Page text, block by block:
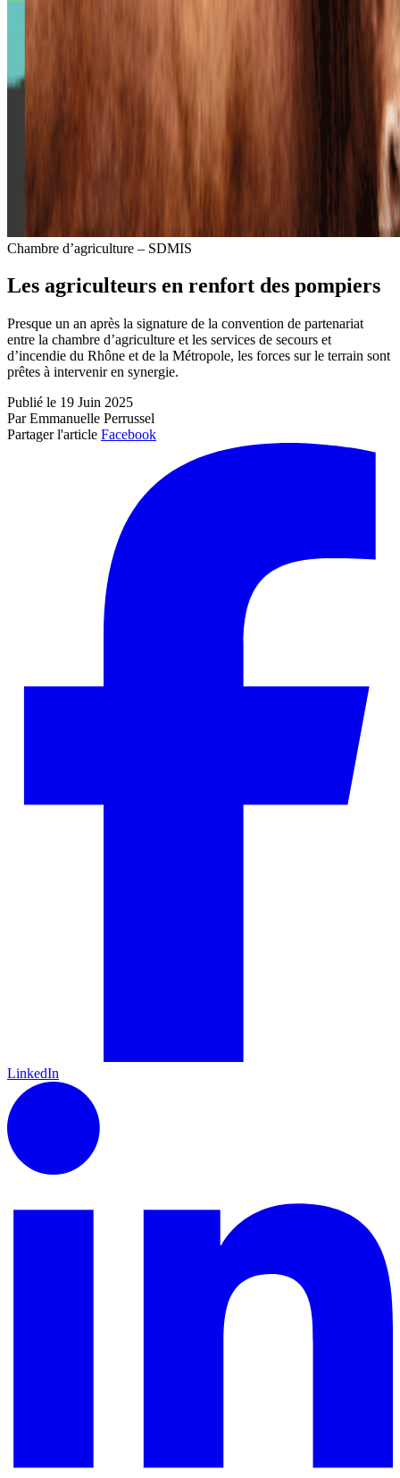
Chambre d’agriculture – SDMIS
Les agriculteurs en renfort des pompiers
Presque un an après la signature de la convention de partenariat
entre la chambre d’agriculture et les services de secours et
d’incendie du Rhône et de la Métropole, les forces sur le terrain sont
prêtes à intervenir en synergie.
Publié le 19 Juin 2025
Par Emmanuelle Perrussel
Partager l'article Facebook
LinkedIn